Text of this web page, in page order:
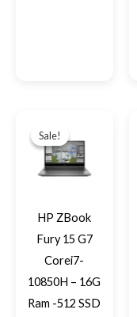
Sale!
Sale!
HP ZBook
Fury 15 G7
Corei7-
10850H – 16G
Ram -512 SSD
was:
EGP30,000.
is:
EGP28,000.